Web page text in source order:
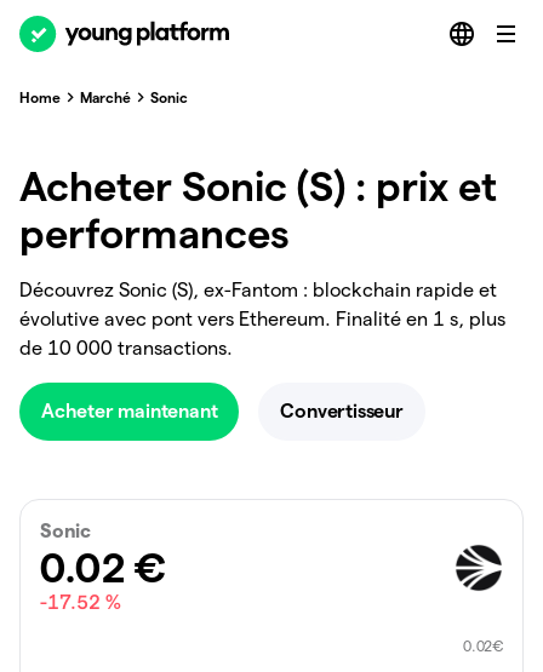
Home Marché Sonic
Acheter Sonic (S) : prix et
performances
Découvrez Sonic (S), ex-Fantom : blockchain rapide et
évolutive avec pont vers Ethereum. Finalité en 1 s, plus
de 10 000 transactions.
Acheter maintenant Convertisseur
Sonic
0.02 €
-17.52 %
0.02€